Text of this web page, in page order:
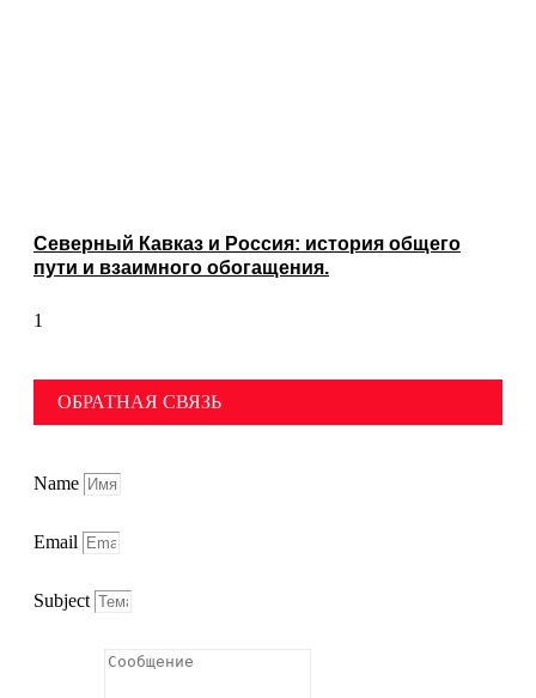
Северный Кавказ и Россия: история общего
пути и взаимного обогащения.
ОБРАТНАЯ СВЯЗЬ
Name
Email
Subject